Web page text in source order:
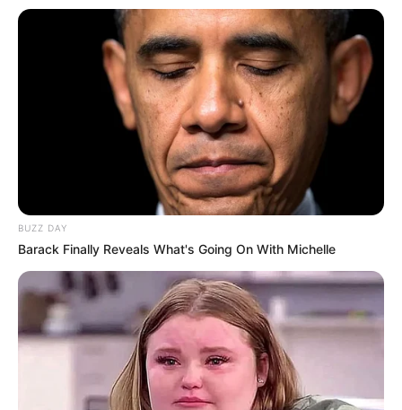
BUZZ DAY
Barack Finally Reveals What's Going On With Michelle